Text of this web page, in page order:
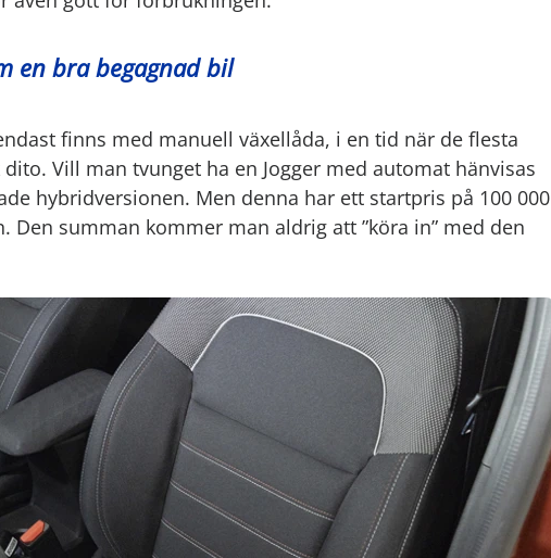
en bra begagnad bil
finns med manuell växellåda, i en tid när de flesta
Vill man tvunget ha en Jogger med automat hänvisas
hybridversionen. Men denna har ett startpris på 100 000
Den summan kommer man aldrig att ”köra in” med den